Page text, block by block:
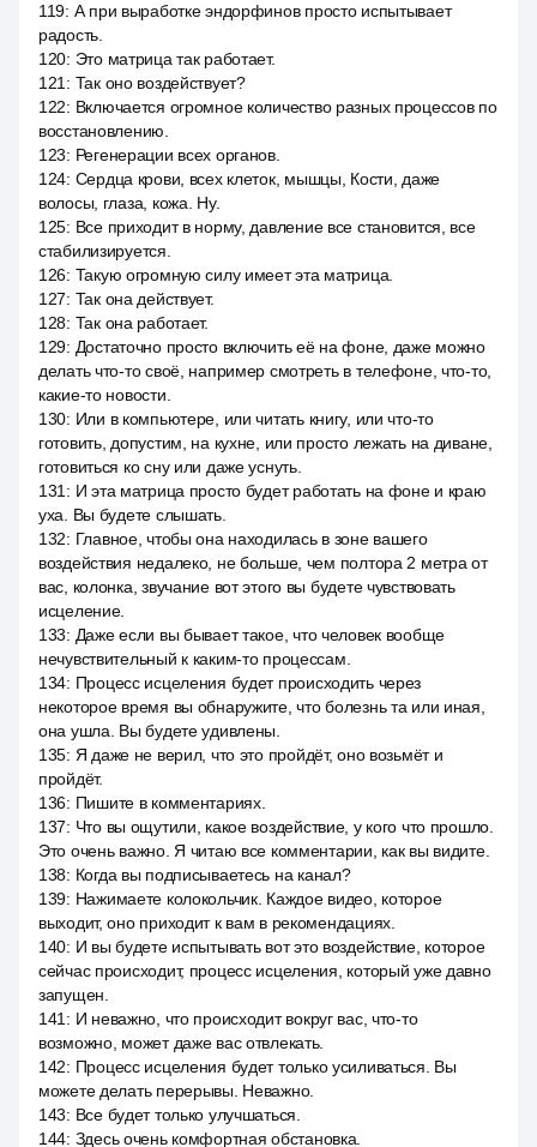
119: А при выработке эндорфинов просто испытывает
радость.
120: Это матрица так работает.
121 : Так оно воздействует?
122: Включается огромное количество разных процессов по
восстановлению.
123: Регенерации всех органов.
124: Сердца крови, всех клеток, мышцы, Кости, даже
волосы, глаза, кожа. Ну.
125: Все приходит в норму, давление все становится, все
стабилизируется.
126: Такую огромную силу имеет эта матрица.
127: Так она действует.
128: Так она работает.
129: Достаточно просто включить её на фоне, даже можно
делать что-то своё, например смотреть в телефоне, что-то,
какие-то новости.
130: Или в компьютере, или читать книгу, или что-то
готовить, допустим, на кухне, или просто лежать на диване,
готовиться ко сну или даже уснуть.
131 : И эта матрица просто будет работать на фоне и краю
уха. Вы будете слышать.
132: Главное, чтобы она находилась в зоне вашего
воздействия недалеко, не больше, чем полтора 2 метра от
вас, колонка, звучание вот этого вы будете чувствовать
исцеление.
133: Даже если вы бывает такое, что человек вообще
нечувствительный к каким-то процессам.
134: Процесс исцеления будет происходить через
некоторое время вы обнаружите, что болезнь та или иная,
она ушла. Вы будете удивлены.
135: Я даже не верил, что это пройдёт, оно возьмёт и
пройдёт.
136: Пишите в комментариях.
137: Что вы ощутили, какое воздействие, у кого что прошло.
Это очень важно. Я читаю все комментарии, как вы видите.
138: Когда вы подписываетесь на канал?
139: Нажимаете колокольчик. Каждое видео, которое
выходит, оно приходит к вам в рекомендациях.
140: И вы будете испытывать вот это воздействие, которое
сейчас происходит, процесс исцеления, который уже давно
запущен.
141 : И неважно, что происходит вокруг вас, что-то
возможно, может даже вас отвлекать.
142: Процесс исцеления будет только усиливаться. Вы
можете делать перерывы. Неважно.
143: Все будет только улучшаться.
144: Здесь очень комфортная обстановка.